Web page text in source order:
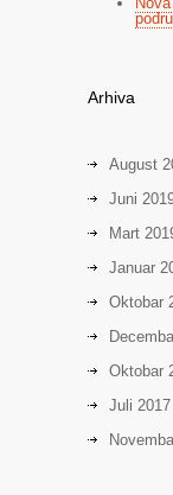
Arhiva
August
Juni
Mart
Januar
Oktobar
Oktobar
Juli 2017